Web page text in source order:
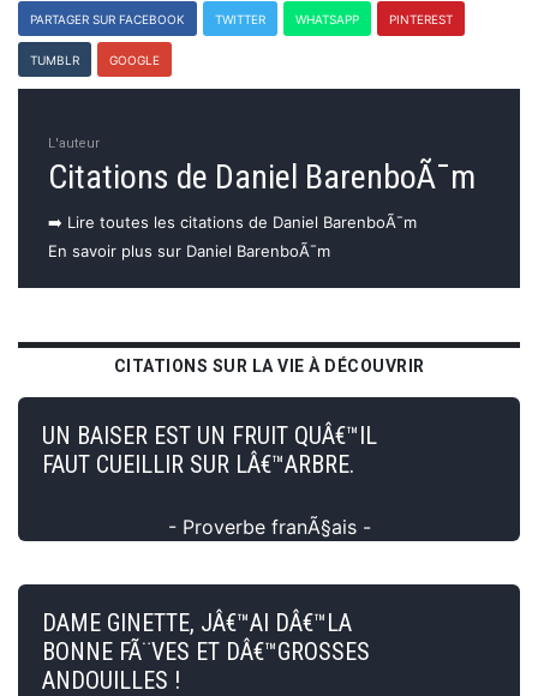
PARTAGER SUR FACEBOOK TWITTER WHATSAPP PINTEREST
TUMBLR GOOGLE
L'auteur
Citations de Daniel BarenboÃ¯m
➡️ Lire toutes les citations de Daniel BarenboÃ¯m
En savoir plus sur Daniel BarenboÃ¯m
CITATIONS SUR LA VIE À DÉCOUVRIR
UN BAISER EST UN FRUIT QUÂ€™IL
FAUT CUEILLIR SUR LÂ€™ARBRE.
- Proverbe franÃ§ais -
DAME GINETTE, JÂ€™AI DÂ€™LA
BONNE FÃ¨VES ET DÂ€™GROSSES
ANDOUILLES !